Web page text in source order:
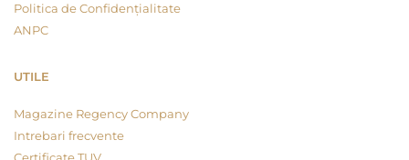
Politica de Confidențialitate
ANPC
UTILE
Magazine Regency Company
Intrebari frecvente